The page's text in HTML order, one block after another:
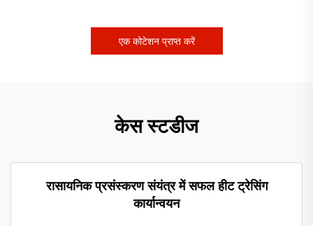
एक कोटेशन प्राप्त करें
केस स्टडीज
रासायनिक प्रसंस्करण संयंत्र में सफल हीट ट्रेसिंग
कार्यान्वयन